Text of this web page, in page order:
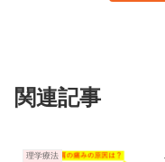
関連記事
理学療法